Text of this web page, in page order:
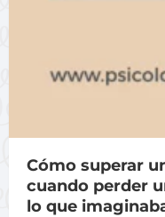
Cómo superar
cuando perder
lo que